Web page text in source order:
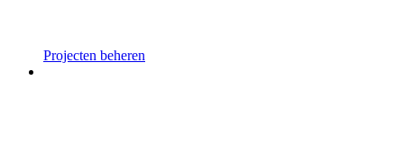
Projecten beheren